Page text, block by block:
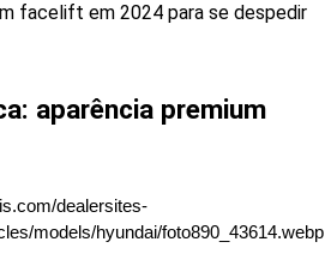
facelift em 2024 para se despedir
aparência premium
dealersites-
models/hyundai/foto890_43614.webp